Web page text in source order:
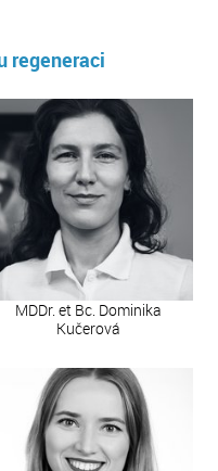
regeneraci
MDDr. et Bc. Dominika
Kučerová